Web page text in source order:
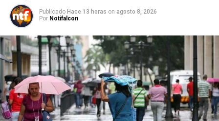
Publicado Hace 13 horas on agosto 8, 2026
Por Notifalcon